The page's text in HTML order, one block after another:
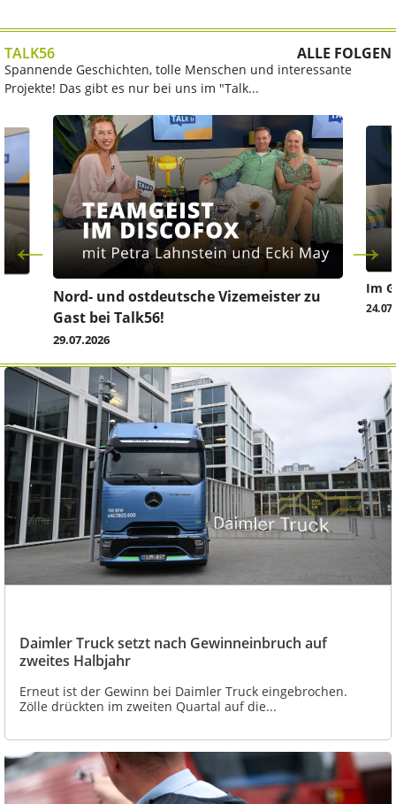
TALK56 ALLE FOLGEN
Spannende Geschichten, tolle Menschen und interessante
Projekte! Das gibt es nur bei uns im "Talk...
Nord- und ostdeutsche Vizemeister zu
Gast bei Talk56!
29.07.2026
Im
Daimler Truck setzt nach Gewinneinbruch auf
zweites Halbjahr
Erneut ist der Gewinn bei Daimler Truck eingebrochen.
Zölle drückten im zweiten Quartal auf die...